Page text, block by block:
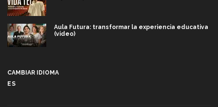
Aula Futura: transformar la experiencia educativa
(video)
CAMBIAR IDIOMA
ES